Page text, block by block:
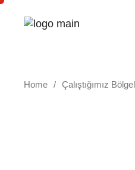
Skip
Home Çalıştığımız